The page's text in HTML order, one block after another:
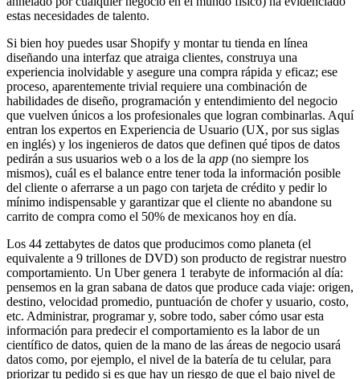
estas necesidades de talento.
Si bien hoy puedes usar Shopify y montar tu tienda en línea
diseñando una interfaz que atraiga clientes, construya una
experiencia inolvidable y asegure una compra rápida y eficaz; ese
proceso, aparentemente trivial requiere una combinación de
habilidades de diseño, programación y entendimiento del negocio
que vuelven únicos a los profesionales que logran combinarlas. Aquí
entran los expertos en Experiencia de Usuario (UX, por sus siglas
en inglés) y los ingenieros de datos que definen qué tipos de datos
pedirán a sus usuarios web o a los de la app (no siempre los
mismos), cuál es el balance entre tener toda la información posible
del cliente o aferrarse a un pago con tarjeta de crédito y pedir lo
mínimo indispensable y garantizar que el cliente no abandone su
carrito de compra como el 50% de mexicanos hoy en día.
Los 44 zettabytes de datos que producimos como planeta (el
equivalente a 9 trillones de DVD) son producto de registrar nuestro
comportamiento. Un Uber genera 1 terabyte de información al día:
pensemos en la gran sabana de datos que produce cada viaje: origen,
destino, velocidad promedio, puntuación de chofer y usuario, costo,
etc. Administrar, programar y, sobre todo, saber cómo usar esta
información para predecir el comportamiento es la labor de un
científico de datos, quien de la mano de las áreas de negocio usará
datos como, por ejemplo, el nivel de la batería de tu celular, para
priorizar tu pedido si es que hay un riesgo de que el bajo nivel de